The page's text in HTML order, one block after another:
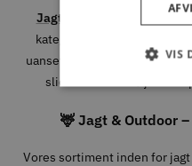
Jagt og Outdoor Fiskeri,
kategori er nøje udvalgt
uanset om det gælder en ny
slidstærkt værktøj til den
🦌 Jagt & Outdoor
Vores sortiment inden for
VIS